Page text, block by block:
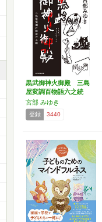
黒武御神火御殿 三島
屋変調百物語六之続
宮部 みゆき
登録 3440